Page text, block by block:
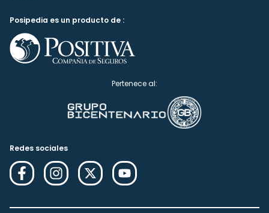
Posipedia es un producto de :
Pertenece al:
Redes sociales